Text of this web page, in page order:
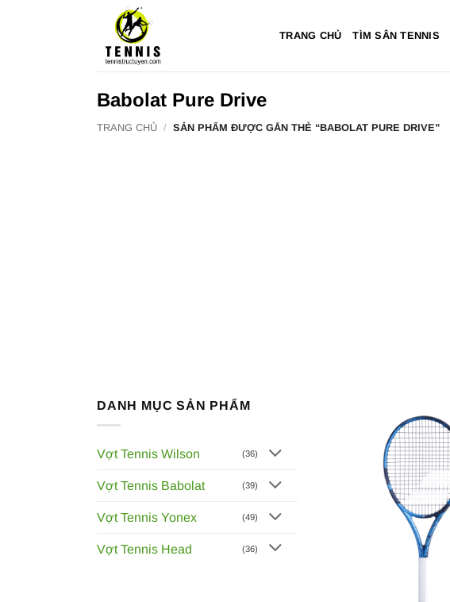
TRANG CHỦ TÌM SÂN TENNIS
Babolat Pure Drive
TRANG CHỦ / SẢN PHẨM ĐƯỢC GẮN THẺ “BABOLAT PURE DRIVE”
DANH MỤC SẢN PHẨM
Vợt Tennis Wilson (36)
Vợt Tennis Babolat (39)
Vợt Tennis Yonex (49)
Vợt Tennis Head (36)